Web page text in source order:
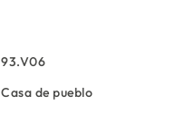
93.V06
Casa de pueblo